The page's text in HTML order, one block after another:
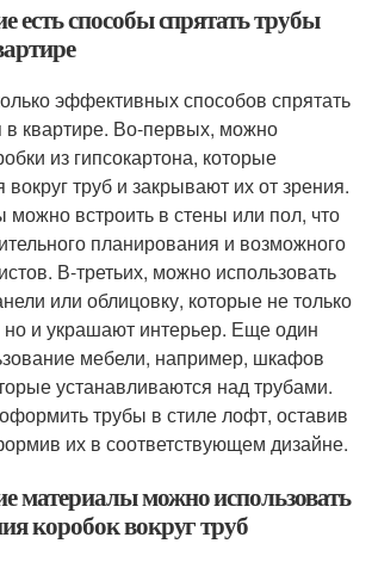
есть способы спрятать трубы
эффективных способов спрятать
в квартире. Во-первых, можно
из гипсокартона, которые
труб и закрывают их от зрения.
можно встроить в стены или пол, что
планирования и возможного
В-третьих, можно использовать
или облицовку, которые не только
и украшают интерьер. Еще один
мебели, например, шкафов
устанавливаются над трубами.
трубы в стиле лофт, оставив
их в соответствующем дизайне.
материалы можно использовать
коробок вокруг труб